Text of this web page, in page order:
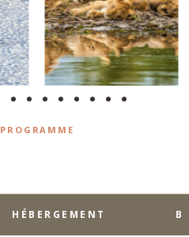
PROGRAMME
HÉBERGEMENT B